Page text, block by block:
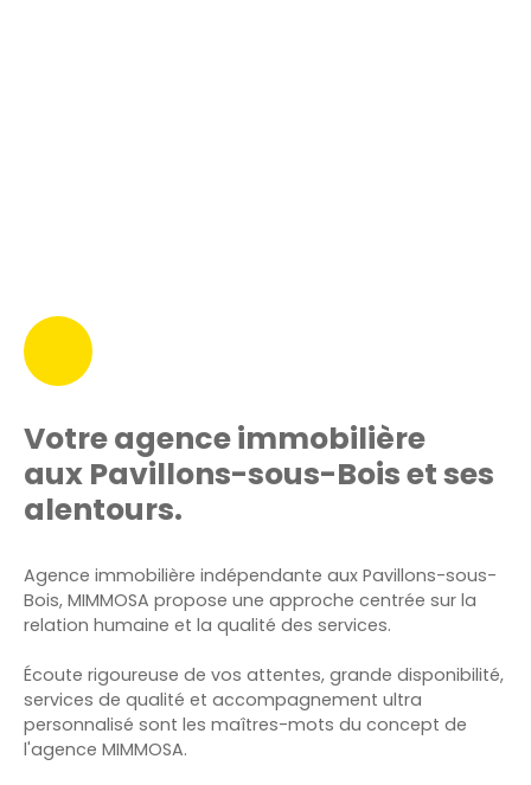
Votre agence immobilière
aux Pavillons-sous-Boiset ses
alentours.
Agence immobilière indépendante aux Pavillons-sous-
Bois, MIMMOSA propose une approche centrée sur la
relation humaine et la qualité des services.
Écoute rigoureuse de vos attentes, grande disponibilité,
services de qualité et accompagnement ultra
personnalisé sont les maîtres-mots du concept de
l'agence MIMMOSA.